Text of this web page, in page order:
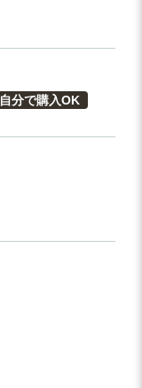
自分で購入OK